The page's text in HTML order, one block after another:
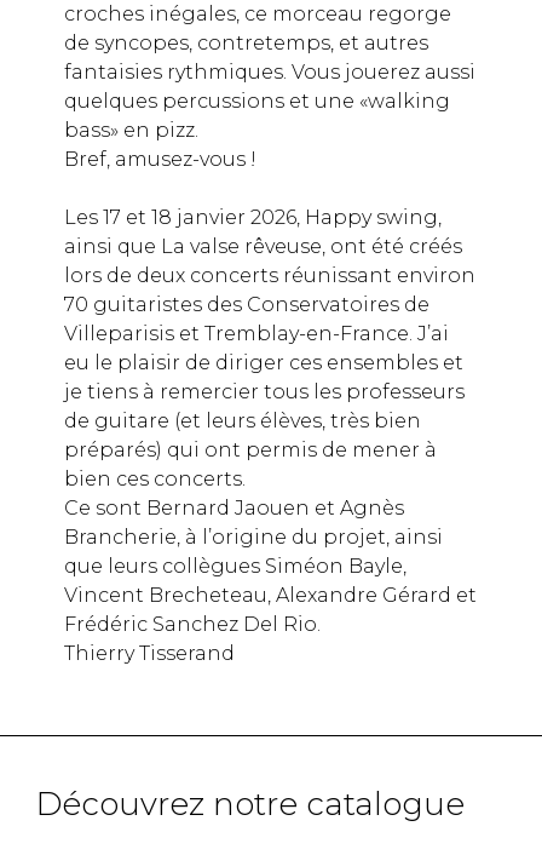
croches inégales, ce morceau regorge
de syncopes, contretemps, et autres
fantaisies rythmiques. Vous jouerez aussi
quelques percussions et une «walking
bass» en pizz.
Bref, amusez-vous !
Les 17 et 18 janvier 2026, Happy swing,
ainsi que La valse rêveuse, ont été créés
lors de deux concerts réunissant environ
70 guitaristes des Conservatoires de
Villeparisis et Tremblay-en-France. J’ai
eu le plaisir de diriger ces ensembles et
je tiens à remercier tous les professeurs
de guitare (et leurs élèves, très bien
préparés) qui ont permis de mener à
bien ces concerts.
Ce sont Bernard Jaouen et Agnès
Brancherie, à l’origine du projet, ainsi
que leurs collègues Siméon Bayle,
Vincent Brecheteau, Alexandre Gérard et
Frédéric Sanchez Del Rio.
Thierry Tisserand
Découvrez notre catalogue